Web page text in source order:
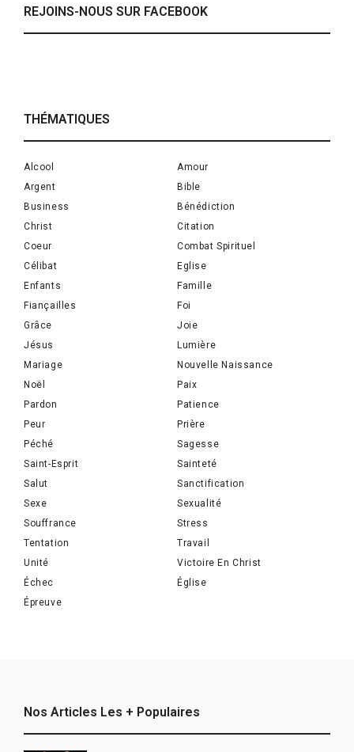
REJOINS-NOUS SUR FACEBOOK
THÉMATIQUES
Alcool
Amour
Argent
Bible
Business
Bénédiction
Christ
Citation
Coeur
Combat Spirituel
Célibat
Eglise
Enfants
Famille
Fiançailles
Foi
Grâce
Joie
Jésus
Lumière
Mariage
Nouvelle Naissance
Noël
Paix
Pardon
Patience
Peur
Prière
Péché
Sagesse
Saint-Esprit
Sainteté
Salut
Sanctification
Sexe
Sexualité
Souffrance
Stress
Tentation
Travail
Unité
Victoire En Christ
Échec
Église
Épreuve
Nos Articles Les + Populaires